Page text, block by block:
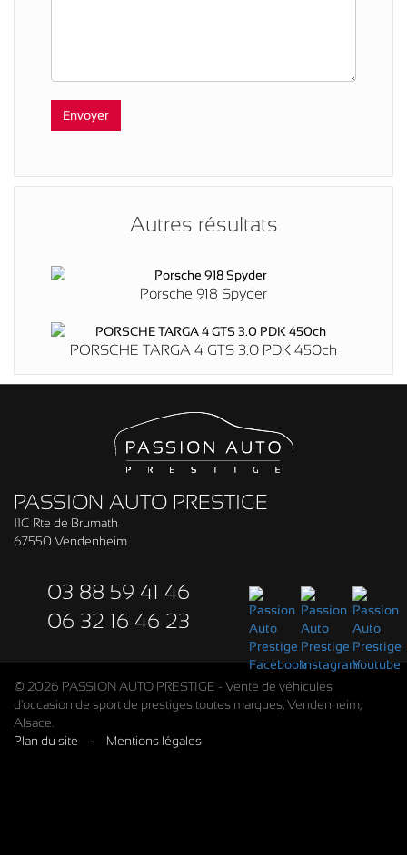
Autres résultats
Porsche 918 Spyder
PORSCHE TARGA 4 GTS 3.0 PDK 450ch
PASSION AUTO PRESTIGE
11C Rte de Brumath
67550 Vendenheim
03 88 59 41 46
06 32 16 46 23
© 2026 PASSION AUTO PRESTIGE - Vente de véhicules
d'occasion de sport de prestiges toutes marques, Vendenheim,
Alsace.
Plan du site
- Mentions légales